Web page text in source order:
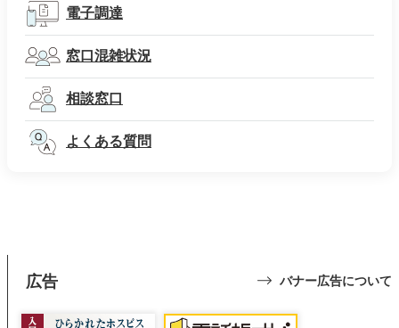
電子調達
窓口混雑状況
相談窓口
よくある質問
広告 バナー広告について